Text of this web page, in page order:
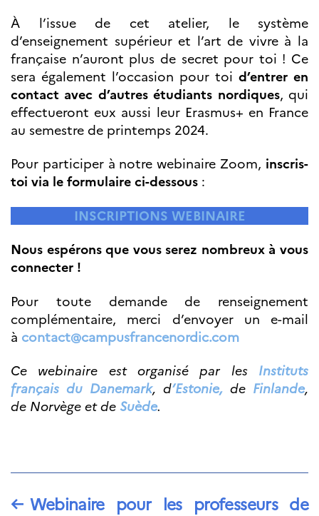
Étudiants,
doctorants et
post-
doctorants
Étudier en France
Campus France
Norvège en voyage en
France
Étudier en
Doctorats et post-
doctorats en
France
French+Sciences
French+Gastronomy et
Témoignages
France Alumni
SCIENCE ET
RECHERCHE
coopération
Åsgard
PHC Aurora
Prix FINA
Research
Programme
À l’issue de cet atelier, le système
d’enseignement supérieur et l’art de vivre à la
française n’auront plus de secret pour toi ! Ce
sera également l’occasion pour toi d’entrer en
contact avec d’autres étudiants nordiques, qui
effectueront eux aussi leur Erasmus+ en France
au semestre de printemps 2024.
Pour participer à notre webinaire Zoom, inscris-
toi via le formulaire ci-dessous :
INSCRIPTIONS WEBINAIRE
Nous espérons que vous serez nombreux à vous
connecter !
Pour toute demande de renseignement
complémentaire, merci d’envoyer un e-mail
à contact@campusfrancenordic.com
Ce webinaire est organisé par les Instituts
français du Danemark, d’Estonie, de Finlande,
de Norvège et deSuède.
← Webinaire pour les professeurs de